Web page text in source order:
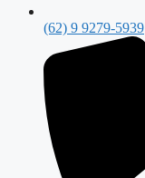
(62) 9 9279-5939